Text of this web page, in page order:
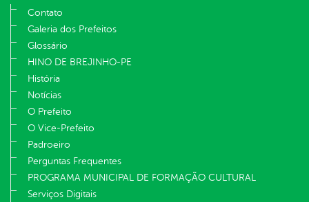
Contato
Galeria dos Prefeitos
Glossário
HINO DE BREJINHO-PE
História
Notícias
O Prefeito
O Vice-Prefeito
Padroeiro
Perguntas Frequentes
PROGRAMA MUNICIPAL DE FORMAÇÃO CULTURAL
Serviços Digitais